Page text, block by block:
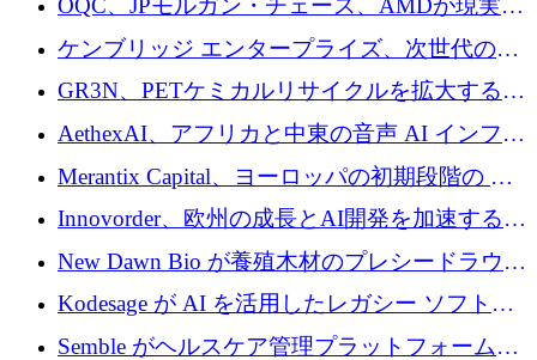
スが語る
OQC、JPモルガン・チェース、AMDが現実世
界のフィンテック・アプリケーションを探索
するためにQuantum-AIデータセンターを立ち
上げ
ケンブリッジ エンタープライズ、次世代のデ
ィープテック創設者向けにロンドンの出発点
を構築
GR3N、PETケミカルリサイクルを拡大するた
めにシリーズBで1,550万ユーロを調達
AethexAI、アフリカと中東の音声 AI インフラ
ストラクチャを構築するために 300 万ドルを
Merantix Capital、ヨーロッパの初期段階の AI
スタートアップ向けに 1 億 300 万ユーロのフ
ァンドを立ち上げる
Innovorder、欧州の成長とAI開発を加速するた
めに2,000万ユーロを確保
New Dawn Bio が養殖木材のプレシードラウン
ドで 210 万ユーロを調達
Kodesage が AI を活用したレガシー ソフトウ
ェアの最新化のために 660 万ドルを調達
Semble がヘルスケア管理プラットフォームを